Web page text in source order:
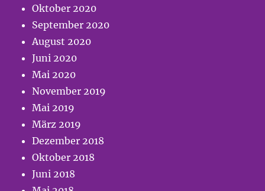
Oktober 2020
September 2020
August 2020
Juni 2020
Mai 2020
November 2019
Mai 2019
März 2019
Dezember 2018
Oktober 2018
Juni 2018